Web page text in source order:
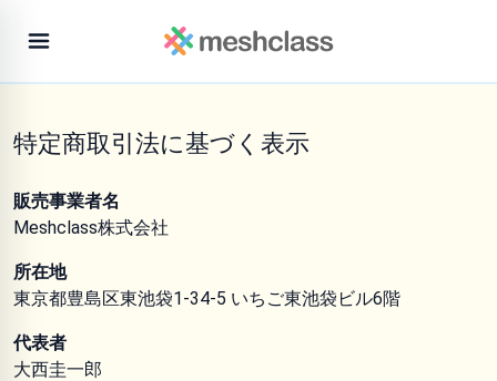
特定商取引法に基づく表示
販売事業者名
Meshclass株式会社
所在地
東京都豊島区東池袋1-34-5 いちご東池袋ビル6階
代表者
大西圭一郎